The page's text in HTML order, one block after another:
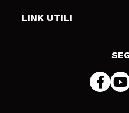
Metodi di
Termini e condizioni
LINK UTILI